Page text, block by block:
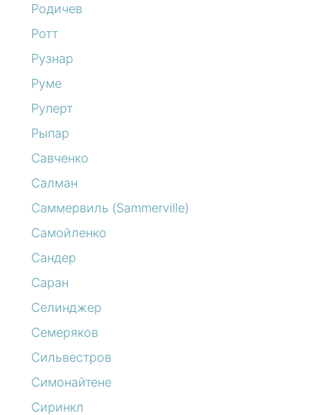
Родичев
Ротт
Рузнар
Руме
Руперт
Рыпар
Савченко
Салман
Саммервиль (Sammerville)
Самойленко
Сандер
Саран
Селинджер
Семеряков
Сильвестров
Симонайтене
Сиринкл